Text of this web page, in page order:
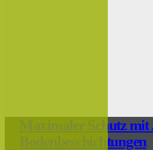
Maximaler Schutz
Bodenbeschichtungen